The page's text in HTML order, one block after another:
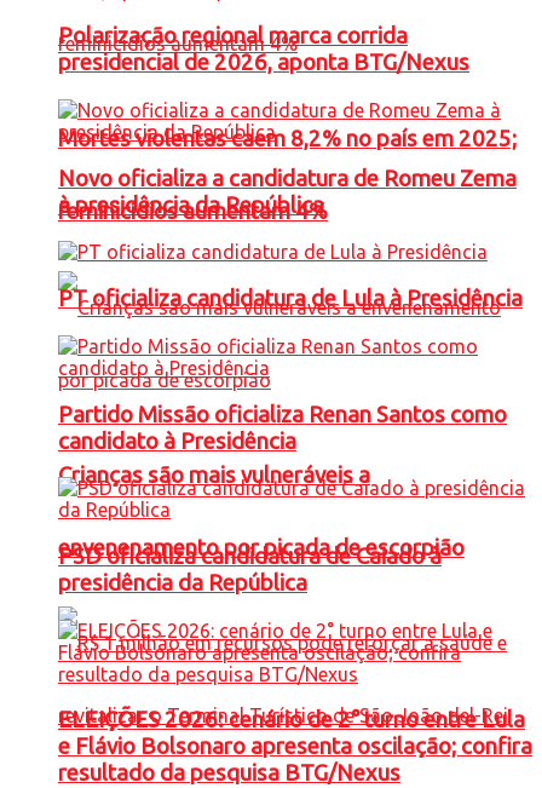
Mortes violentas caem 8,2% no país em 2025;
feminicídios aumentam 4%
Crianças são mais vulneráveis a
envenenamento por picada de escorpião
Polarização regional marca corrida
presidencial de 2026, aponta BTG/Nexus
Novo oficializa a candidatura de Romeu Zema
à presidência da República
PT oficializa candidatura de Lula à Presidência
Partido Missão oficializa Renan Santos como
candidato à Presidência
PSD oficializa candidatura de Caiado à
presidência da República
ELEIÇÕES 2026: cenário de 2° turno entre Lula
e Flávio Bolsonaro apresenta oscilação; confira
resultado da pesquisa BTG/Nexus